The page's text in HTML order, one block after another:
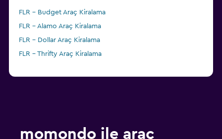
FLR - Budget Araç Kiralama
FLR - Alamo Araç Kiralama
FLR - Dollar Araç Kiralama
FLR - Thrifty Araç Kiralama
momondo ile araç